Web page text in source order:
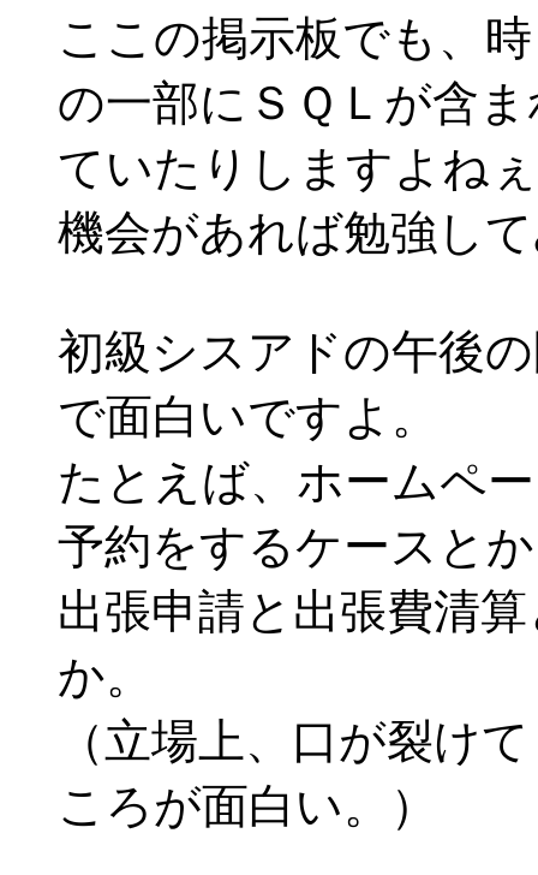
ここの掲示板でも、
の一部にＳＱＬが含
ていたりしますよね
機会があれば勉強し
初級シスアドの午後
で面白いですよ。
たとえば、ホームペ
予約をするケースと
出張申請と出張費清
か。
（立場上、口が裂け
ころが面白い。）